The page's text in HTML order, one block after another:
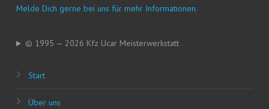
Mel­de Dich ger­ne bei uns für mehr Informationen.
© 1995 — 2026 Kfz Ucar Meisterwerkstatt
Start
Über uns